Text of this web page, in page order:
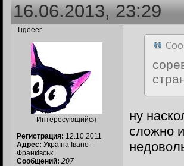
16.06.2013, 23:29
Tigeeer
Интересующийся
Регистрация: 12.10.2011
Адрес: Україна Івано-
Франківськ
Сообщений: 207
ну
сложно